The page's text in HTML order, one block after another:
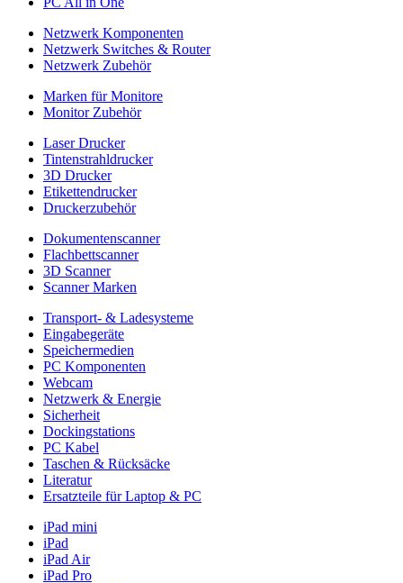
Netzwerk Komponenten
Netzwerk Switches & Router
Netzwerk Zubehör
Marken für Monitore
Monitor Zubehör
Laser Drucker
Tintenstrahldrucker
3D Drucker
Etikettendrucker
Druckerzubehör
Dokumentenscanner
Flachbettscanner
3D Scanner
Scanner Marken
Transport- & Ladesysteme
Eingabegeräte
Speichermedien
PC Komponenten
Webcam
Netzwerk & Energie
Sicherheit
Dockingstations
PC Kabel
Taschen & Rücksäcke
Literatur
Ersatzteile für Laptop & PC
iPad mini
iPad
iPad Air
iPad Pro